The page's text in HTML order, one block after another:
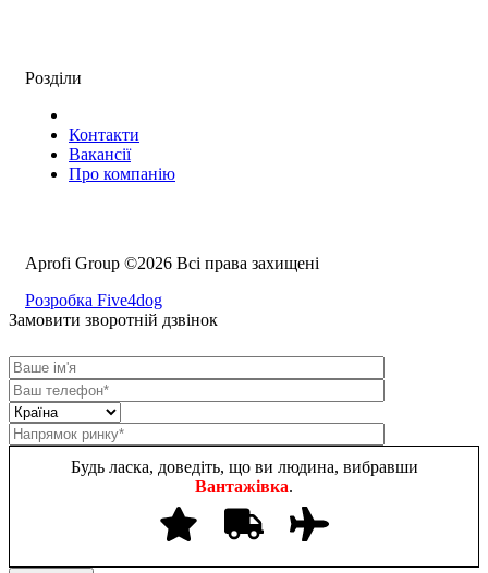
Розділи
Контакти
Вакансії
Про компанію
Aprofi Group ©2026 Всі права захищені
Розробка Five4dog
Замовити зворотній дзвінок
Будь ласка, доведіть, що ви людина, вибравши
Вантажівка.